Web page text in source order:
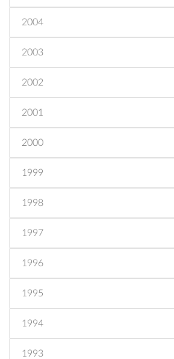
2004
2003
2002
2001
2000
1999
1998
1997
1996
1995
1994
1993